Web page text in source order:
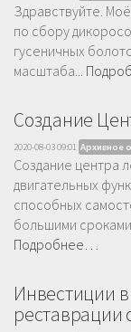
Здравствуйте.
по сбору
гусеничных
масштаба...
Создание
2020-08-03 09:01 Архивное
Создание центра
двигательных
способных
большими
Подробнее…
Инвестиции
реставрации